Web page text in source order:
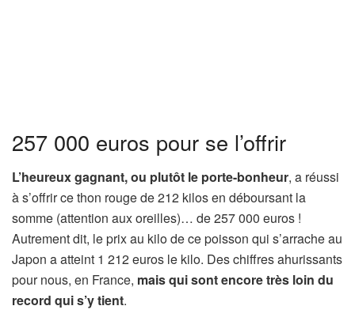
257 000 euros pour se l’offrir
L’heureux gagnant, ou plutôt le porte-bonheur, a réussi
à s’offrir ce thon rouge de 212 kilos en déboursant la
somme (attention aux oreilles)… de 257 000 euros !
Autrement dit, le prix au kilo de ce poisson qui s’arrache au
Japon a atteint 1 212 euros le kilo. Des chiffres ahurissants
pour nous, en France, mais qui sont encore très loin du
record qui s’y tient.